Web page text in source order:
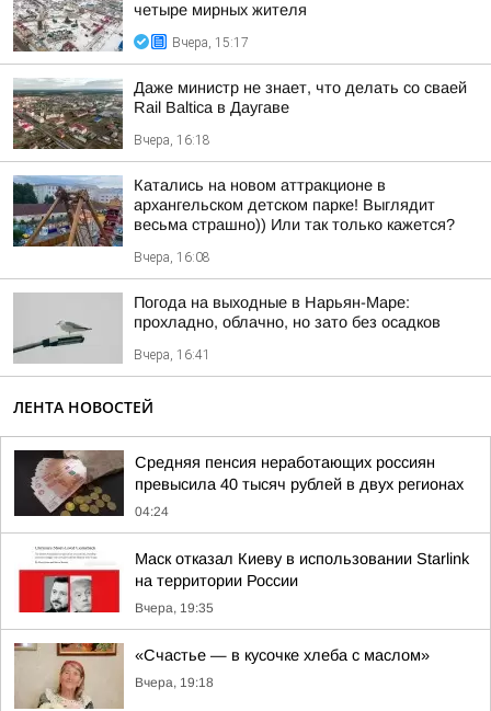
четыре мирных жителя
Вчера, 15:17
Даже министр не знает, что делать со сваей
Rail Baltica в Даугаве
Вчера, 16:18
Катались на новом аттракционе в
архангельском детском парке! Выглядит
весьма страшно)) Или так только кажется?
Вчера, 16:08
Погода на выходные в Нарьян-Маре:
прохладно, облачно, но зато без осадков
Вчера, 16:41
ЛЕНТА НОВОСТЕЙ
Средняя пенсия неработающих россиян
превысила 40 тысяч рублей в двух регионах
04:24
Маск отказал Киеву в использовании Starlink
на территории России
Вчера, 19:35
«Счастье — в кусочке хлеба с маслом»
Вчера, 19:18